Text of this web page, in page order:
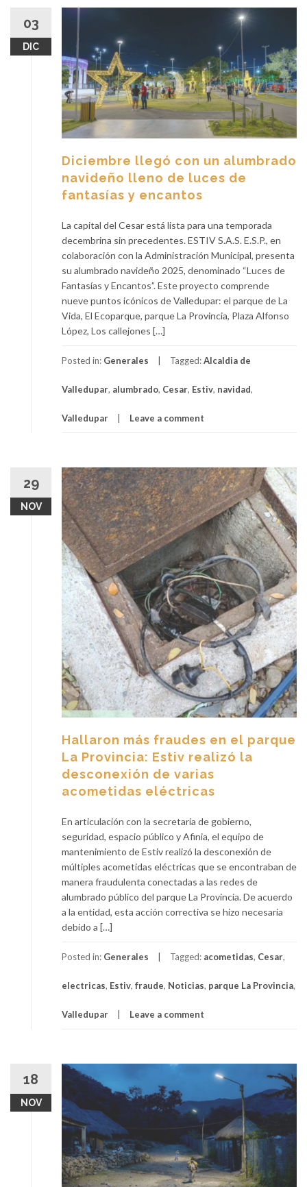
03
DIC
Diciembre llegó con un alumbrado
navideño lleno de luces de
fantasías y encantos
La capital del Cesar está lista para una temporada
decembrina sin precedentes. ESTIV S.A.S. E.S.P., en
colaboración con la Administración Municipal, presenta
su alumbrado navideño 2025, denominado “Luces de
Fantasías y Encantos”. Este proyecto comprende
nueve puntos icónicos de Valledupar: el parque de La
Vida, El Ecoparque, parque La Provincia, Plaza Alfonso
López, Los callejones […]
Posted in: Generales Tagged:Alcaldia de
Valledupar, alumbrado, Cesar, Estiv, navidad,
Valledupar Leave a comment
29
NOV
Hallaron más fraudes en el parque
La Provincia: Estiv realizó la
desconexión de varias
acometidas eléctricas
En articulación con la secretaría de gobierno,
seguridad, espacio público y Afinia, el equipo de
mantenimiento de Estiv realizó la desconexión de
múltiples acometidas eléctricas que se encontraban de
manera fraudulenta conectadas a las redes de
alumbrado público del parque La Provincia. De acuerdo
a la entidad, esta acción correctiva se hizo necesaria
debido a […]
Posted in: Generales Tagged: acometidas, Cesar,
electricas, Estiv, fraude, Noticias, parque La Provincia,
Valledupar Leave a comment
18
NOV